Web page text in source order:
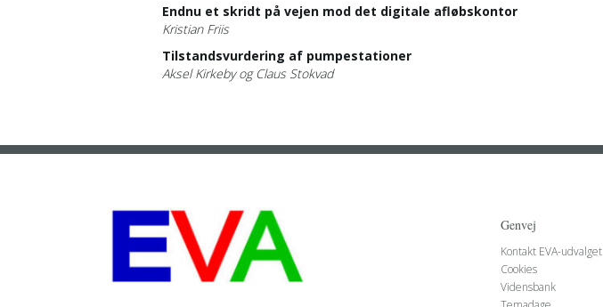
Endnu et skridt på vejen mod det digitale afløbskontor
Kristian Friis
Tilstandsvurdering af pumpestationer
Aksel Kirkeby og Claus Stokvad
Genvej
Kontakt EVA-udvalget
Cookies
Vidensbank